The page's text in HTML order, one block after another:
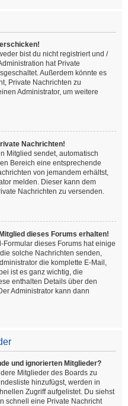
bist du nicht registriert und /
hat Private
Außerdem könnte es
Private Nachrichten zu
Administrator, um weitere
Nachrichten!
Mitglied sendet, automatisch
Bereich eine entsprechende
von jemandem erhältst,
melden. Dieser kann dem
Nachrichten zu versenden.
dieses Forums erhalten!
Formular dieses Forums hat einige
solche Nachrichten senden,
die komplette E-Mail,
ist es ganz wichtig, die
enthalten Details über den
Administrator kann dann
und ignorierten Mitglieder?
Mitglieder des Boards zu
hinzufügst, werden in
Zugriff aufgelistet. Du siehst
schnell eine Private Nachricht